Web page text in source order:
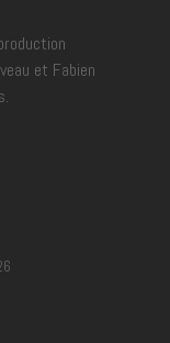
et Fabien